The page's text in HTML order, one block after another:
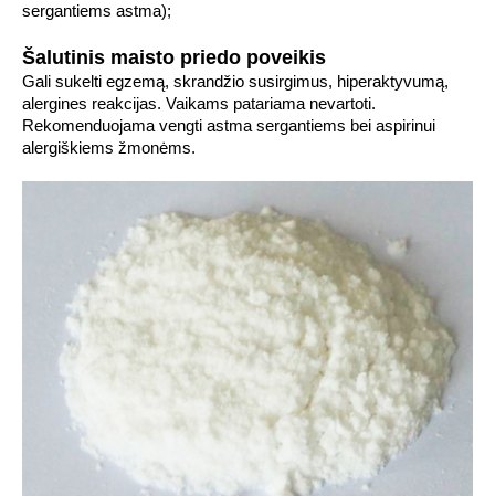
sergantiems astma);
Šalutinis maisto priedo poveikis
Gali sukelti egzemą, skrandžio susirgimus, hiperaktyvumą,
alergines reakcijas. Vaikams patariama nevartoti.
Rekomenduojama vengti astma sergantiems bei aspirinui
alergiškiems žmonėms.